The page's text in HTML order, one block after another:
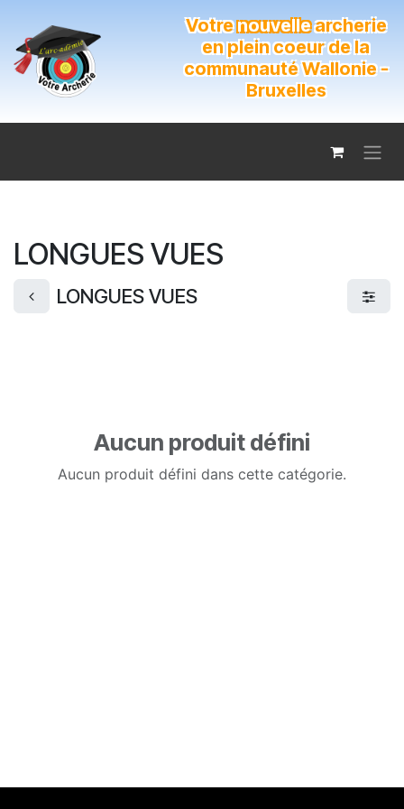
Votrenouvellearcherie
en plein coeur de la
communauté Wallonie -
Bruxelles
LONGUES VUES
LONGUES VUES
Aucun produit défini
Aucun produit défini dans cette catégorie.